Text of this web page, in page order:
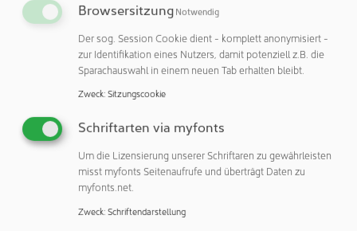
herstellerunabhängig. Die sichere Dokumentation nach IFS
Food, GMP, ISO 9001 oder ISO 50001 kann über das
cloudbasierte IIoT-System Netilion erfolgen.
Endress+Hauser ist in der DACH-Region der erste
Kalibrierdienstleister, der für Vor-Ort-
ist und ein zum Patent angemeldetes Verfahren zur
Dichtekalibrierung vor Ort anbietet.
Fermentationsüberwachung und -optimierung
Eine durchgehende und zuverlässige Messung von
Browsersitzung Notwendig
Der sog. Session Cookie dient - komplett anonymisiert -
zur Identifikation eines Nutzers, damit potenziell z.B. die
Sparachauswahl in einem neuen Tab erhalten bleibt.
Zweck: Sitzungscookie
Schriftarten via myfonts
Um die Lizensierung unserer Schriftaren zu gewährleisten
misst myfonts Seitenaufrufe und überträgt Daten zu
myfonts.net.
Zweck: Schriftendarstellung